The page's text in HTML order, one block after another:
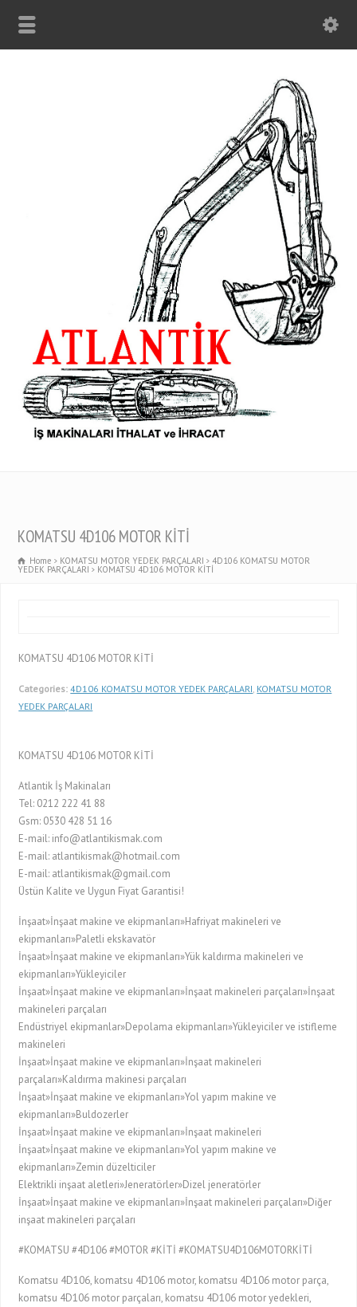
KOMATSU 4D106 MOTOR KİTİ
Home KOMATSU MOTOR YEDEK PARÇALARI 4D106 KOMATSU MOTOR
YEDEK PARÇALARI KOMATSU 4D106 MOTOR KİTİ
KOMATSU 4D106 MOTOR KİTİ
Categories: 4D106 KOMATSU MOTOR YEDEK PARÇALARI KOMATSU MOTOR
YEDEK PARÇALARI
KOMATSU 4D106 MOTOR KİTİ
Atlantik İş Makinaları
Tel: 0212 222 41 88
Gsm: 0530 428 51 16
E-mail: info@atlantikismak.com
E-mail: atlantikismak@hotmail.com
E-mail: atlantikismak@gmail.com
Üstün Kalite ve Uygun Fiyat Garantisi!
İnşaat»İnşaat makine ve ekipmanları»Hafriyat makineleri ve
ekipmanları»Paletli ekskavatör
İnşaat»İnşaat makine ve ekipmanları»Yük kaldırma makineleri ve
ekipmanları»Yükleyiciler
İnşaat»İnşaat makine ve ekipmanları»İnşaat makineleri parçaları»İnşaat
makineleri parçaları
Endüstriyel ekipmanlar»Depolama ekipmanları»Yükleyiciler ve istifleme
makineleri
İnşaat»İnşaat makine ve ekipmanları»İnşaat makineleri
parçaları»Kaldırma makinesi parçaları
İnşaat»İnşaat makine ve ekipmanları»Yol yapım makine ve
ekipmanları»Buldozerler
İnşaat»İnşaat makine ve ekipmanları»İnşaat makineleri
İnşaat»İnşaat makine ve ekipmanları»Yol yapım makine ve
ekipmanları»Zemin düzelticiler
Elektrikli inşaat aletleri»Jeneratörler»Dizel jeneratörler
İnşaat»İnşaat makine ve ekipmanları»İnşaat makineleri parçaları»Diğer
inşaat makineleri parçaları
#KOMATSU #4D106 #MOTOR #KİTİ #KOMATSU4D106MOTORKİTİ
Komatsu 4D106, komatsu 4D106 motor, komatsu 4D106 motor parça,
komatsu 4D106 motor parçaları, komatsu 4D106 motor yedekleri,